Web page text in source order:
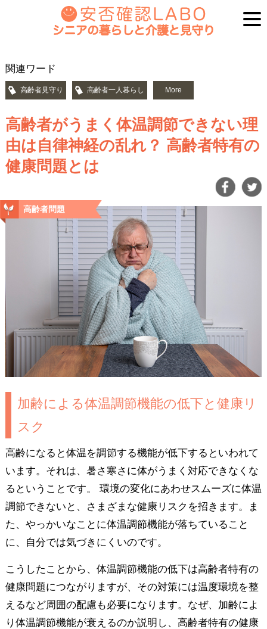
関連ワード
高齢者見守り 高齢者一人暮らし More
高齢者がうまく体温調節できない理
由は自律神経の乱れ？ 高齢者特有の
健康問題とは
高齢者問題
加齢による体温調節機能の低下と健康リ
スク
高齢になると体温を調節する機能が低下するといわれて
います。それは、暑さ寒さに体がうまく対応できなくな
るということです。 環境の変化にあわせスムーズに体温
調節できないと、さまざまな健康リスクを招きます。ま
た、やっかいなことに体温調節機能が落ちていること
に、自分では気づきにくいのです。
こうしたことから、体温調節機能の低下は高齢者特有の
健康問題につながりますが、その対策には温度環境を整
えるなど周囲の配慮も必要になります。なぜ、加齢によ
り体温調節機能が衰えるのか説明し、高齢者特有の健康